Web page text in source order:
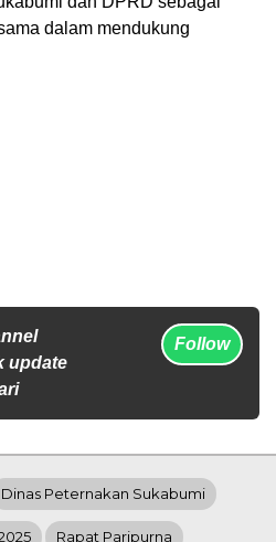
dalam mendukung
update
Follow
Dinas Peternakan Sukabumi
Rapat Paripurna